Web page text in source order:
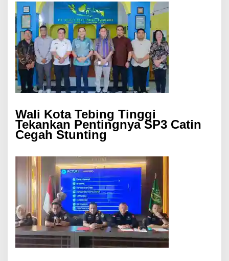
Wali Kota Tebing Tinggi
Tekankan Pentingnya SP3 Catin
Cegah Stunting